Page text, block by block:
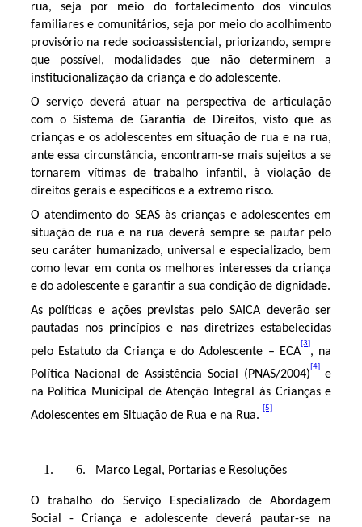
rua, seja por meio do fortalecimento dos vínculos
familiares e comunitários, seja por meio do acolhimento
provisório na rede socioassistencial, priorizando, sempre
que possível, modalidades que não determinem a
institucionalização da criança e do adolescente.
O serviço deverá atuar na perspectiva de articulação
com o Sistema de Garantia de Direitos, visto que as
crianças e os adolescentes em situação de rua e na rua,
ante essa circunstância, encontram-se mais sujeitos a se
tornarem vítimas de trabalho infantil, à violação de
direitos gerais e específicos e a extremo risco.
O atendimento do SEAS às crianças e adolescentes em
situação de rua e na rua deverá sempre se pautar pelo
seu caráter humanizado, universal e especializado, bem
como levar em conta os melhores interesses da criança
e do adolescente e garantir a sua condição de dignidade.
As políticas e ações previstas pelo SAICA deverão ser
pautadas nos princípios e nas diretrizes estabelecidas
pelo Estatuto da Criança e do Adolescente – ECA
[3]
, na
Política Nacional de Assistência Social (PNAS/2004)
[4]
e
na Política Municipal de Atenção Integral às Crianças e
Adolescentes em Situação de Rua e na Rua.
[5]
Marco Legal, Portarias e Resoluções
O trabalho do Serviço Especializado de Abordagem
Social - Criança e adolescente deverá pautar-se na